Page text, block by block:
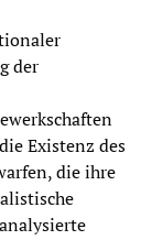
der
Existenz des
die ihre